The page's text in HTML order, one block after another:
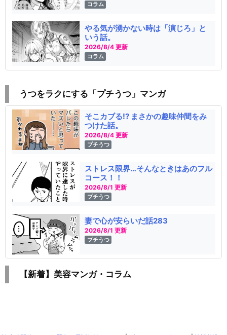
コラム
やる気が湧かない時は「演じろ」と
いう話。
2026/8/4 更新
コラム
うつをラクにする「プチうつ」マンガ
そこカブる!? まさかの趣味仲間をみ
つけた話。
2026/8/4 更新
プチうつ
ストレス限界…そんなときはあのフル
コース！！
2026/8/1 更新
プチうつ
妻で心が安らいだ話283
2026/8/1 更新
プチうつ
【新着】美容マンガ・コラム